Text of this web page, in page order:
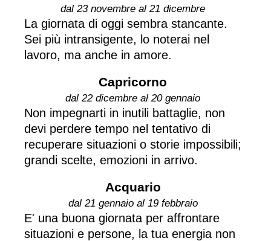
dal 23 novembre al 21 dicembre
La giornata di oggi sembra stancante.
Sei più intransigente, lo noterai nel
lavoro, ma anche in amore.
Capricorno
dal 22 dicembre al 20 gennaio
Non impegnarti in inutili battaglie, non
devi perdere tempo nel tentativo di
recuperare situazioni o storie impossibili;
grandi scelte, emozioni in arrivo.
Acquario
dal 21 gennaio al 19 febbraio
E' una buona giornata per affrontare
situazioni e persone, la tua energia non